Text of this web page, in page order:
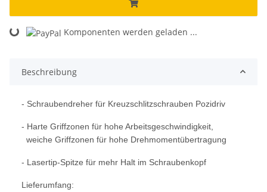
Loading... Komponenten werden geladen ...
Beschreibung
- Schraubendreher für Kreuzschlitzschrauben Pozidriv
- Harte Griffzonen für hohe Arbeitsgeschwindigkeit,
weiche Griffzonen für hohe Drehmomentübertragung
- Lasertip-Spitze für mehr Halt im Schraubenkopf
Lieferumfang: